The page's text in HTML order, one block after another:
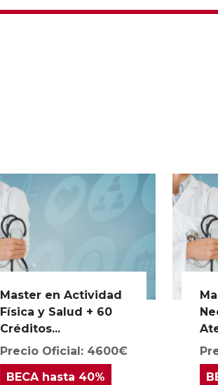
Master en Actividad
Física y Salud + 60
Créditos...
Precio Oficial: 4600€
BECAhasta 40%